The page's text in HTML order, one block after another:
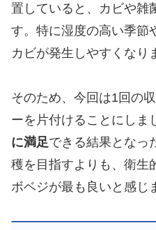
置していると、カビや雑
す。特に湿度の高い季節
カビが発生しやすくなり
そのため、今回は1回の
ーを片付けることにしま
に満足できる結果となっ
穫を目指すよりも、衛生
ボベジが最も良いと感じ